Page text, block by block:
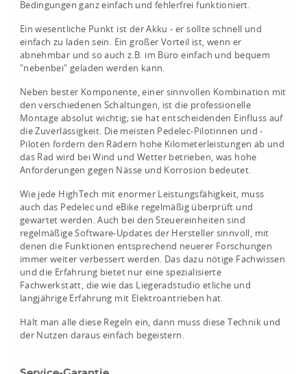
Bedingungen ganz einfach und fehlerfrei funktioniert.
Ein wesentliche Punkt ist der Akku - er sollte schnell und
einfach zu laden sein. Ein großer Vorteil ist, wenn er
abnehmbar und so auch z.B. im Büro einfach und bequem
"nebenbei" geladen werden kann.
Neben bester Komponente, einer sinnvollen Kombination mit
den verschiedenen Schaltungen, ist die professionelle
Montage absolut wichtig; sie hat entscheidenden Einfluss auf
die Zuverlässigkeit. Die meisten Pedelec-Pilotinnen und -
Piloten fordern den Rädern hohe Kilometerleistungen ab und
das Rad wird bei Wind und Wetter betrieben, was hohe
Anforderungen gegen Nässe und Korrosion bedeutet.
Wie jede HighTech mit enormer Leistungsfähigkeit, muss
auch das Pedelec und eBike regelmäßig überprüft und
gewartet werden. Auch bei den Steuereinheiten sind
regelmäßige Software-Updates der Hersteller sinnvoll, mit
denen die Funktionen entsprechend neuerer Forschungen
immer weiter verbessert werden. Das dazu nötige Fachwissen
und die Erfahrung bietet nur eine spezialisierte
Fachwerkstatt, die wie das Liegeradstudio etliche und
langjährige Erfahrung mit Elektroantrieben hat.
Hält man alle diese Regeln ein, dann muss diese Technik und
der Nutzen daraus einfach begeistern.